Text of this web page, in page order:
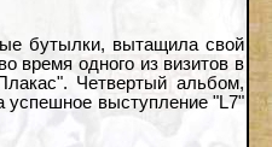
бутылки, вытащила свой
время одного из визитов в
Четвертый альбом,
успешное выступление "L7"